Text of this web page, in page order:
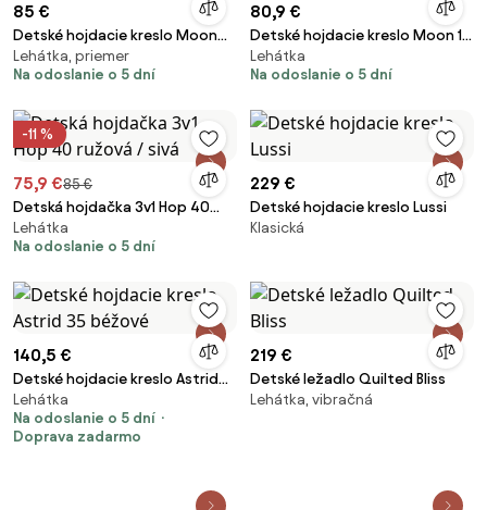
85 €
Detské hojdacie kreslo Moon
50 sivé
Lehátka, priemer
Na odoslanie o 5 dní
80,9 €
Detské hojdacie kreslo Moon 10
béžové
Lehátka
Na odoslanie o 5 dní
-11 %
75,9 €85 €
Detská hojdačka 3v1 Hop 40
ružová / sivá
Lehátka
Na odoslanie o 5 dní
229 €
Detské hojdacie kreslo Lussi
Klasická
140,5 €
Detské hojdacie kreslo Astrid
35 béžové
Lehátka
Na odoslanie o 5 dní
Doprava zadarmo
219 €
Detské ležadlo Quilted Bliss
Lehátka, vibračná